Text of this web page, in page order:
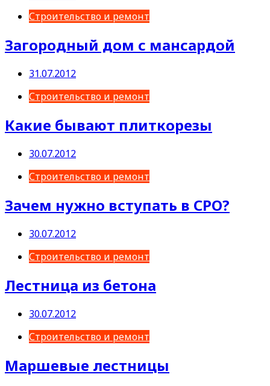
Строительство и ремонт
Загородный дом с мансардой
31.07.2012
Строительство и ремонт
Какие бывают плиткорезы
30.07.2012
Строительство и ремонт
Зачем нужно вступать в СРО?
30.07.2012
Строительство и ремонт
Лестница из бетона
30.07.2012
Строительство и ремонт
Маршевые лестницы